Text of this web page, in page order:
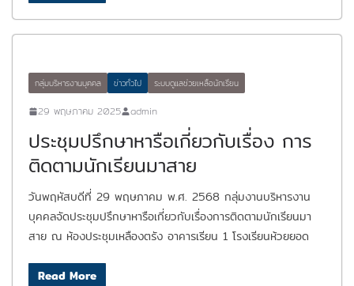
กลุ่มบริหารงานบุคคล ข่าวทั่วไป ระบบดูแลช่วยเหลือนักเรียน
29 พฤษภาคม 2025 admin
ประชุมปรึกษาหารือเกี่ยวกับเรื่อง การ
ติดตามนักเรียนมาสาย
วันพฤหัสบดีที่ 29 พฤษภาคม พ.ศ. 2568 กลุ่มงานบริหารงาน
บุคคลจัดประชุมปรึกษาหารือเกี่ยวกับเรื่องการติดตามนักเรียนมา
สาย ณ ห้องประชุมเหลืองตรัง อาคารเรียน 1 โรงเรียนห้วยยอด
Read More